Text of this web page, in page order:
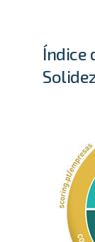
Índice